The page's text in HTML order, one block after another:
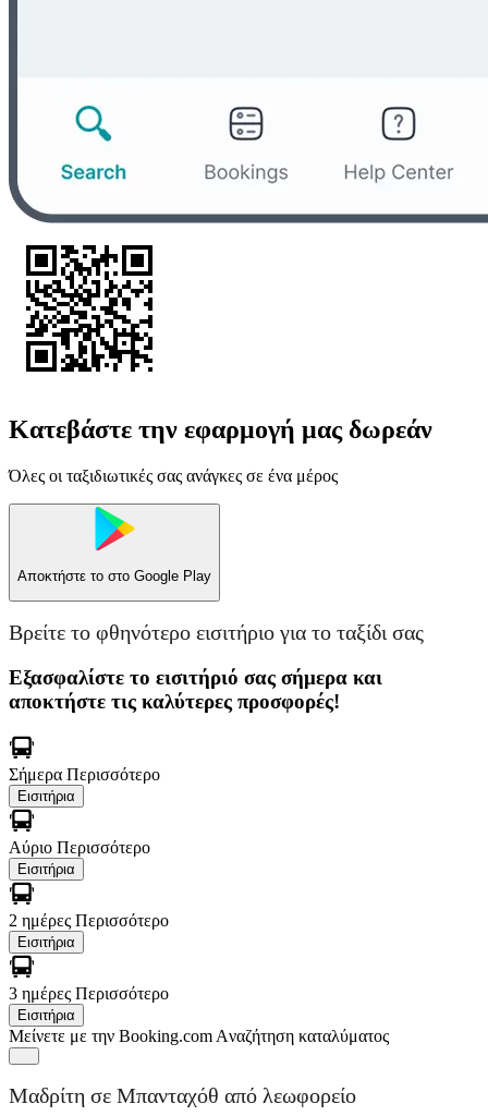
Κατεβάστε την εφαρμογή μας δωρεάν
Όλες οι ταξιδιωτικές σας ανάγκες σε ένα μέρος
Αποκτήστε το στο Google Play
Βρείτε το φθηνότερο εισιτήριο για το ταξίδι σας
Εξασφαλίστε το εισιτήριό σας σήμερα και
αποκτήστε τις καλύτερες προσφορές!
Σήμερα Περισσότερο
Εισιτήρια
Αύριο Περισσότερο
Εισιτήρια
2 ημέρες Περισσότερο
Εισιτήρια
3 ημέρες Περισσότερο
Εισιτήρια
Μείνετε με την Booking.com Aναζήτηση καταλύματος
Μαδρίτη σε Μπανταχόθ από λεωφορείο